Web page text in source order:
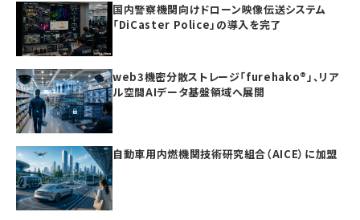
国内警察機関向けドローン映像伝送システム
「DiCaster Police」の導入を完了
web3機密分散ストレージ「furehako®」、リア
ル空間AIデータ基盤領域へ展開
自動車用内燃機関技術研究組合（AICE）に加盟